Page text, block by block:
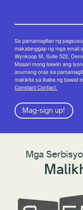
Sa pamamagitan ng
makatanggap ng mga email
Wynkoop St, Suite 522,
Maaari mong bawiin ang
anumang oras sa
makikita sa ibaba ng bawat
Constant Contact.
Mag-sign up!
Mga